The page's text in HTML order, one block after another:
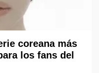
coreana más
los fans del